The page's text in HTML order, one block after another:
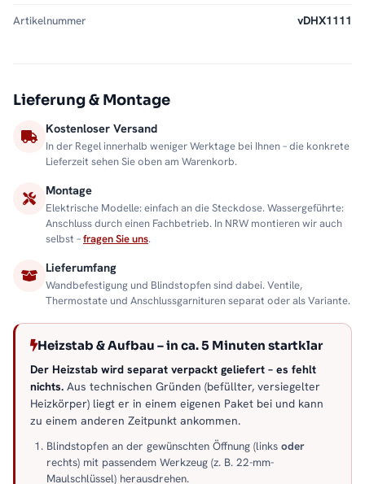
Artikelnummer vDHX1111
Lieferung & Montage
Kostenloser Versand
In der Regel innerhalb weniger Werktage bei Ihnen – die konkrete
Lieferzeit sehen Sie oben am Warenkorb.
Montage
Elektrische Modelle: einfach an die Steckdose. Wassergeführte:
Anschluss durch einen Fachbetrieb. In NRW montieren wir auch
selbst –fragen Sie uns.
Lieferumfang
Wandbefestigung und Blindstopfen sind dabei. Ventile,
Thermostate und Anschlussgarnituren separat oder als Variante.
Heizstab & Aufbau – in ca. 5 Minuten startklar
Der Heizstab wird separat verpackt geliefert – es fehlt
nichts. Aus technischen Gründen (befüllter, versiegelter
Heizkörper) liegt er in einem eigenen Paket bei und kann
zu einem anderen Zeitpunkt ankommen.
Blindstopfen an der gewünschten Öffnung (links oder
rechts) mit passendem Werkzeug (z. B. 22-mm-
Maulschlüssel) herausdrehen.